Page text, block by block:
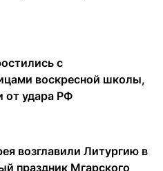
с
воскресной школы,
от удара РФ
возглавили Литургию в
праздник Мгарского